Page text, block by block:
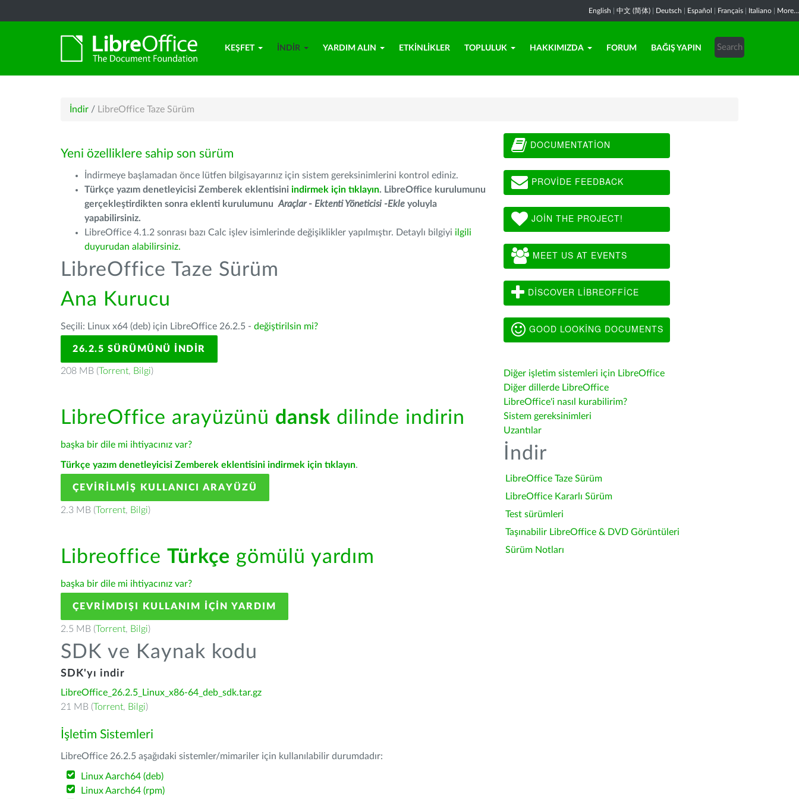
English 中文 (简体) Deutsch Español Français Italiano More...
KEŞFET İNDIR YARDIM ALIN ETKINLIKLER TOPLULUK HAKKIMIZDA FORUM BAĞIŞ YAPIN
İndir / LibreOffice Taze Sürüm
Yeni özelliklere sahip son sürüm
İndirmeye başlamadan önce lütfen bilgisayarınız için sistem gereksinimlerini kontrol ediniz.
Türkçe yazım denetleyicisi Zemberek eklentisini indirmek için tıklayın. LibreOffice kurulumunu
gerçekleştirdikten sonra eklenti kurulumunu Araçlar - Ektenti Yöneticisi -Ekle yoluyla
yapabilirsiniz.
LibreOffice 4.1.2 sonrası bazı Calc işlev isimlerinde değişiklikler yapılmıştır. Detaylı bilgiyi ilgili
duyurudan alabilirsiniz.
LibreOffice Taze Sürüm
Ana Kurucu
Seçili: Linux x64 (deb) için LibreOffice 26.2.5 - değiştirilsin mi?
26.2.5 SÜRÜMÜNÜ İNDIR
208 MB (Torrent, Bilgi)
LibreOffice arayüzünü dansk dilinde indirin
başka bir dile mi ihtiyacınız var?
Türkçe yazım denetleyicisi Zemberek eklentisini indirmek için tıklayın.
ÇEVIRILMIŞ KULLANICI ARAYÜZÜ
2.3 MB (Torrent, Bilgi)
Libreoffice Türkçe gömülü yardım
başka bir dile mi ihtiyacınız var?
ÇEVRIMDIŞI KULLANIM IÇIN YARDIM
2.5 MB (Torrent, Bilgi)
SDK ve Kaynak kodu
SDK'yı indir
LibreOffice_26.2.5_Linux_x86-64_deb_sdk.tar.gz
21 MB (Torrent, Bilgi)
İşletim Sistemleri
LibreOffice 26.2.5 aşağıdaki sistemler/mimariler için kullanılabilir durumdadır:
Linux Aarch64 (deb)
Linux Aarch64 (rpm)
DOCUMENTATION
PROVIDE FEEDBACK
JOIN THE PROJECT!
MEET US AT EVENTS
DISCOVER LIBREOFFICE
GOOD LOOKING DOCUMENTS
Diğer işletim sistemleri için LibreOffice
Diğer dillerde LibreOffice
LibreOffice'i nasıl kurabilirim?
Sistem gereksinimleri
Uzantılar
İndir
LibreOffice Taze Sürüm
LibreOffice Kararlı Sürüm
Test sürümleri
Taşınabilir LibreOffice & DVD Görüntüleri
Sürüm Notları